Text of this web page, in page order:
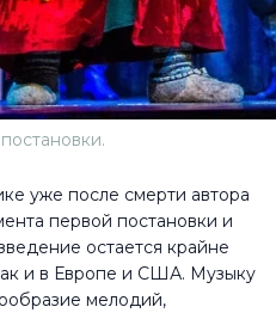
уже после смерти автора
первой постановки и
остается крайне
и в Европе и США. Музыку
мелодий,